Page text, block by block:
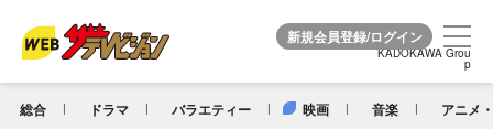
KADOKAWA Grou
p
総合 ドラマ バラエティー 映画 音楽 アニメ
KADOKAWA Grou
p